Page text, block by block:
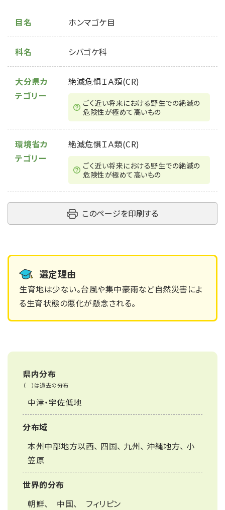
目名 ホンマゴケ目
科名 シバゴケ科
大分県カ
テゴリー
絶滅危惧ＩＡ類(CR)
ごく近い将来における野⽣での絶滅の
危険性が極めて⾼いもの
環境省カ
テゴリー
絶滅危惧ＩＡ類(CR)
ごく近い将来における野生での絶滅の
危険性が極めて高いもの
このページを印刷する
選定理由
生育地は少ない。台風や集中豪雨など自然災害によ
る生育状態の悪化が懸念される。
県内分布
（ ）は過去の分布
中津・宇佐低地
分布域
本州中部地方以西、 四国、 九州、 沖縄地方、 小
笠原
世界的分布
朝鮮、 中国、 フィリピン